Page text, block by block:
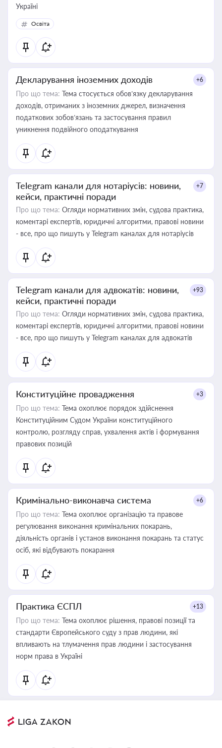
Україні
Освіта
Декларування іноземних доходів +6
Про що тема: Тема стосується обов’язку декларування
доходів, отриманих з іноземних джерел, визначення
податкових зобов’язань та застосування правил
уникнення подвійного оподаткування
Telegram канали для нотаріусів: новини,
кейси, практичні поради
+7
Про що тема: Огляди нормативних змін, судова практика,
коментарі експертів, юридичні алгоритми, правові новини
- все, про що пишуть у Telegram каналах для нотаріусів
Telegram канали для адвокатів: новини,
кейси, практичні поради
+93
Про що тема: Огляди нормативних змін, судова практика,
коментарі експертів, юридичні алгоритми, правові новини
- все, про що пишуть у Telegram каналах для адвокатів
Конституційне провадження +3
Про що тема: Тема охоплює порядок здійснення
Конституційним Судом України конституційного
контролю, розгляду справ, ухвалення актів і формування
правових позицій
Кримінально-виконавча система +6
Про що тема: Тема охоплює організацію та правове
регулювання виконання кримінальних покарань,
діяльність органів і установ виконання покарань та статус
осіб, які відбувають покарання
Практика ЄСПЛ +13
Про що тема: Тема охоплює рішення, правові позиції та
стандарти Європейського суду з прав людини, які
впливають на тлумачення прав людини і застосування
норм права в Україні